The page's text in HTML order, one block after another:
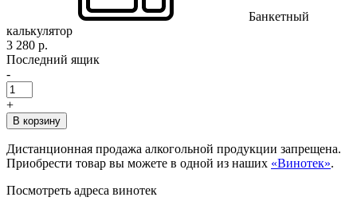
Банкетный
калькулятор
3 280 р.
Последний ящик
-
+
В корзину
Дистанционная продажа алкогольной продукции запрещена.
Приобрести товар вы можете в одной из наших «Винотек».
Посмотреть адреса винотек